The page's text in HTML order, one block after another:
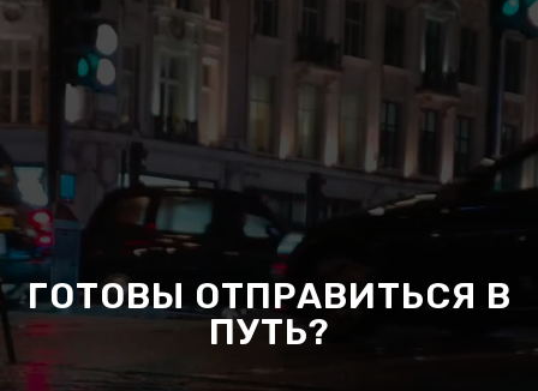
ГОТОВЫ ОТПРАВИТЬСЯ В
ПУТЬ?